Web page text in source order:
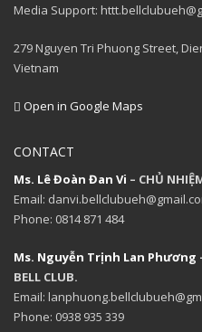
Media Support:
279 Nguyen Tri Phuong Street,
Vietnam
Open in Google Maps
CONTACT
Ms. Lê Đoàn Đan Vi – CHỦ
Email:
Phone: 0814 871 484
Ms. Nguyễn Trịnh Lan Phương
BELL CLUB.
Email:
Phone: 0938 935 339